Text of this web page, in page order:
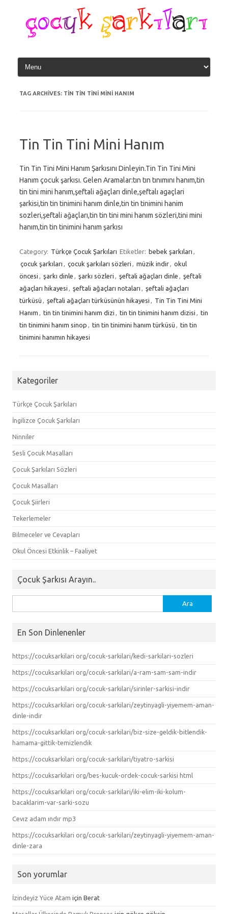
content
TAG ARCHIVES: TIN TIN TINI MINI HANIM
Tin Tin Tini Mini Hanım
Tin Tin Tini Mini Hanım Şarkısını Dinleyin.Tin Tin Tini Mini
Hanım çocuk şarkısı. Gelen Aramalar:tın tın tınımını hanım,tin
tin tini mini hanım,şeftali ağaçları dinle,şeftalı agaçlari
şarkisi,tin tin tinimini hanım dinle,tin tin tinimini hanim
sozleri,şeftali ağaçları,tin tin tini mini hanım sözleri,tini mini
hanım,tin tin tinimini hanım şarkısı
Category: Türkçe Çocuk Şarkıları Etiketler: bebek şarkıları
çocuk şarkıları
çocuk şarkıları sözleri müzik indir
okul
öncesi
şarkı dinle şarkı sözleri şeftali ağaçları dinle
şeftali
ağaçları hikayesi
şeftali ağaçları notaları
şeftali ağaçları
türküsü
şeftali ağaçları türküsünün hikayesi
Tin Tin Tini Mini
Hanım
tin tin tinimini hanım dizi tin tin tinimini hanım dizisi
tin
tin tinimini hanım sinop
tin tin tinimini hanım türküsü
tin tin
tinimini hanımın hikayesi
Kategoriler
Türkçe Çocuk Şarkıları
İngilizce Çocuk Şarkıları
Ninniler
Sesli Çocuk Masalları
Çocuk Şarkıları Sözleri
Çocuk Masalları
Çocuk Şiirleri
Tekerlemeler
Bilmeceler ve Cevapları
Okul Öncesi Etkinlik – Faaliyet
Çocuk Şarkısı Arayın..
En Son Dinlenenler
https://cocuksarkilari org/cocuk-sarkilari/kedi-sarkilari-sozleri
https://cocuksarkilari org/cocuk-sarkilari/a-ram-sam-sam-indir
https://cocuksarkilari org/cocuk-sarkilari/sirinler-sarkisi-indir
https://cocuksarkilari org/cocuk-sarkilari/zeytinyagli-yiyemem-aman-
dinle-indir
https://cocuksarkilari org/cocuk-sarkilari/biz-size-geldik-bitlendik-
hamama-gittik-temizlendik
https://cocuksarkilari org/cocuk-sarkilari/tiyatro-sarkisi
https://cocuksarkilari org/bes-kucuk-ordek-cocuk-sarkisi html
https://cocuksarkilari org/cocuk-sarkilari/iki-elim-iki-kolum-
bacaklarim-var-sarki-sozu
Cevız adam ındır mp3
https://cocuksarkilari org/cocuk-sarkilari/zeytinyagli-yiyemem-aman-
dinle-zara
Son yorumlar
İzindeyiz Yüce Atam için Berat